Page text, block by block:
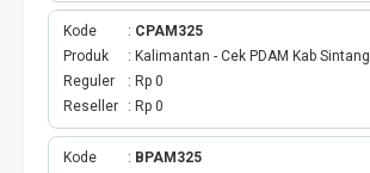
INDIHOME
KUOTA BY.U
VOUCHER DIGITAL
Kode
CPAM325
Produk
Kalimantan - Cek PDAM Kab Sintang
Reguler
Rp 0
Reseller
Rp 0
Kode
BPAM325